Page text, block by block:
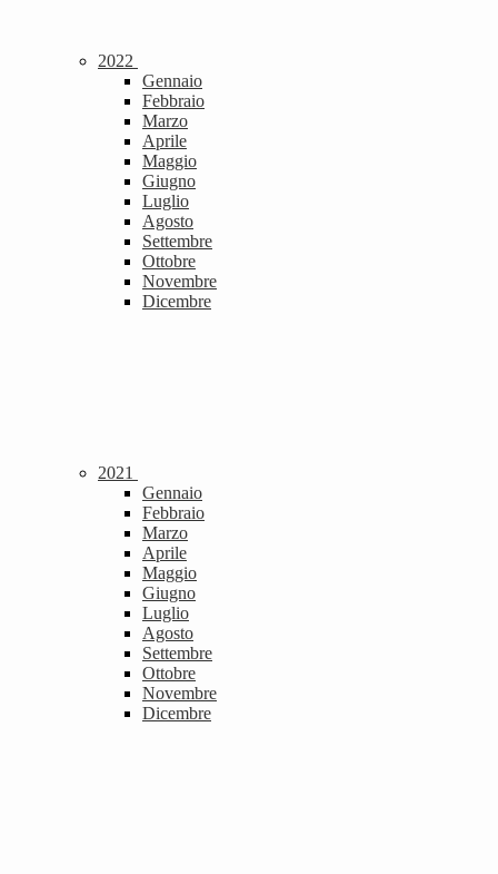
2022
Gennaio
Febbraio
Marzo
Aprile
Maggio
Giugno
Luglio
Agosto
Settembre
Ottobre
Novembre
Dicembre
2021
Gennaio
Febbraio
Marzo
Aprile
Maggio
Giugno
Luglio
Agosto
Settembre
Ottobre
Novembre
Dicembre